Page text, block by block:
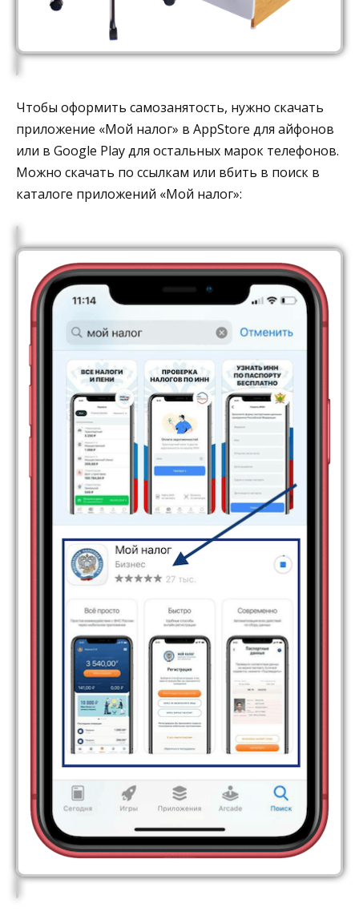
Чтобы оформить самозанятость, нужно скачать
приложение «Мой налог» в AppStore для айфонов
или в Google Play для остальных марок телефонов.
Можно скачать по ссылкам или вбить в поиск в
каталоге приложений «Мой налог»: